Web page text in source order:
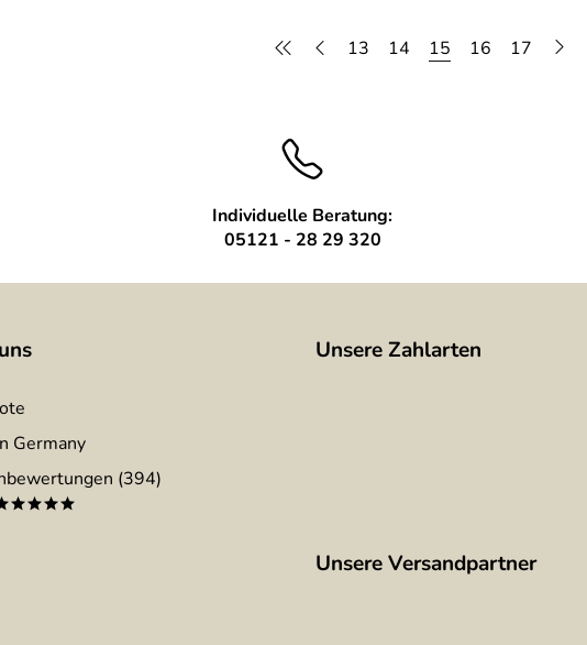
13 14 15 16 17
Individuelle Beratung:
05121 - 28 29 320
Germany
(394)
Unsere Zahlarten
Unsere Versandpartner